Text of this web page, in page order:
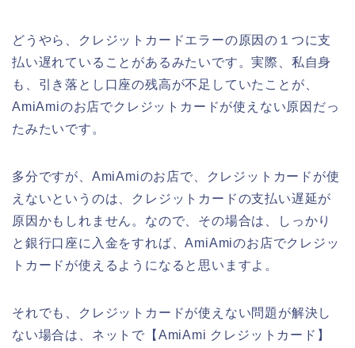
どうやら、クレジットカードエラーの原因の１つに支
払い遅れていることがあるみたいです。実際、私自身
も、引き落とし口座の残高が不足していたことが、
AmiAmiのお店でクレジットカードが使えない原因だっ
たみたいです。
多分ですが、AmiAmiのお店で、クレジットカードが使
えないというのは、クレジットカードの支払い遅延が
原因かもしれません。なので、その場合は、しっかり
と銀行口座に入金をすれば、AmiAmiのお店でクレジッ
トカードが使えるようになると思いますよ。
それでも、クレジットカードが使えない問題が解決し
ない場合は、ネットで【AmiAmi クレジットカード】